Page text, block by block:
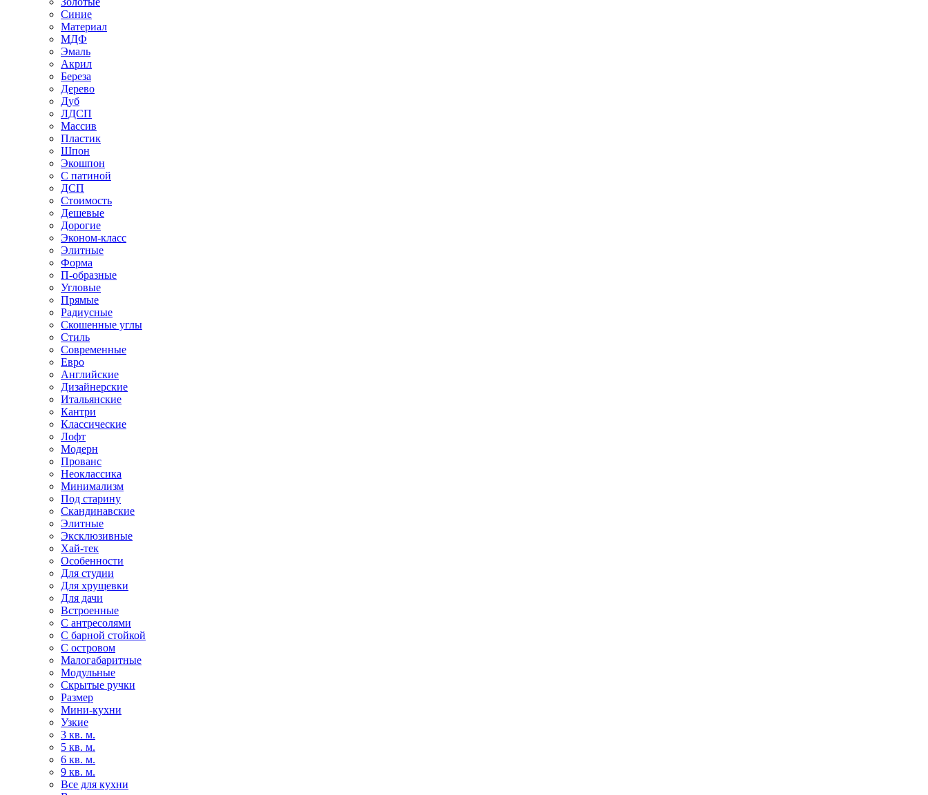
Синие
Материал
МДФ
Эмаль
Акрил
Береза
Дерево
Дуб
ЛДСП
Массив
Пластик
Шпон
Экошпон
С патиной
ДСП
Стоимость
Дешевые
Дорогие
Эконом-класс
Элитные
Форма
П-образные
Угловые
Прямые
Радиусные
Скошенные углы
Стиль
Современные
Евро
Английские
Дизайнерские
Итальянские
Кантри
Классические
Лофт
Модерн
Прованс
Неоклассика
Минимализм
Под старину
Скандинавские
Элитные
Эксклюзивные
Хай-тек
Особенности
Для студии
Для хрущевки
Для дачи
Встроенные
С антресолями
С барной стойкой
С островом
Малогабаритные
Модульные
Скрытые ручки
Размер
Мини-кухни
Узкие
3 кв. м.
5 кв. м.
6 кв. м.
9 кв. м.
Все для кухни